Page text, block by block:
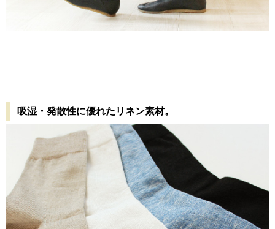
吸湿・発散性に優れたリネン素材。